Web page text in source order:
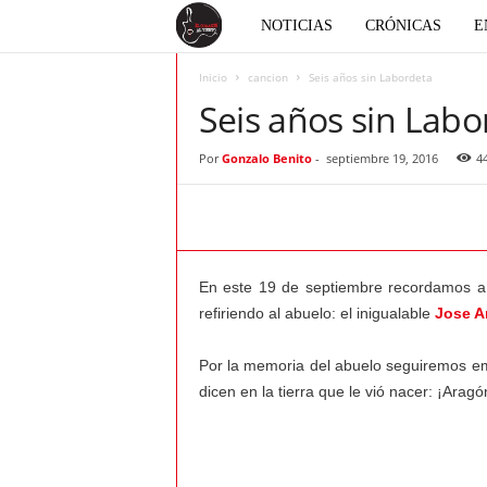
c
o
a
ó
NOTICIAS CRÓNICAS
Inicio cancion Seis años sin Labordeta
Seis años sin
Por Gonzalo Benito- septiembre 19, 2016
En este 19 de septiembre recordamos
refiriendo al abuelo: el inigualable Jose
Por la memoria del abuelo seguiremos
dicen en la tierra que le vió nacer: